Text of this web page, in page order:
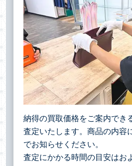
納得の買取価格をご案内でき
査定いたします。商品の内容
でお知らせください。
査定にかかる時間の目安はお